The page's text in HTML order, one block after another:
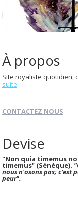
À propos
Site royaliste quotidien,
suite
CONTACTEZ NOUS
Devise
"Non quia timemus
timemus" (Sénèque).
nous n'osons pas; c'est
peur".